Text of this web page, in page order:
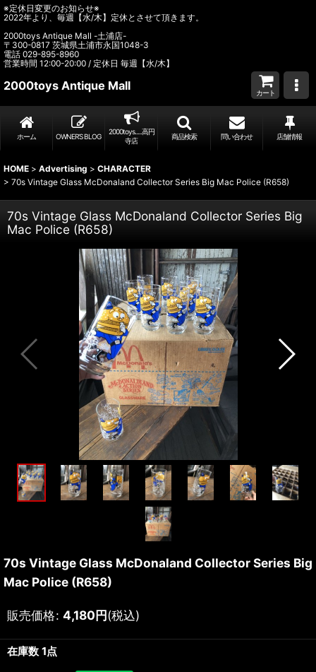
※定休日変更のお知らせ※
2022年より、毎週【水/木】定休とさせて頂きます。
2000toys Antique Mall -土浦店-
〒300-0817 茨城県土浦市永国1048-3
電話 029-895-8960
営業時間 12:00-20:00 / 定休日 毎週【水/木】
2000toys Antique Mall
カート
ホーム OWNER’S BLOG
2000toys.....高円
寺店
商品検索 問い合わせ 店舗情報
HOME > Advertising > CHARACTER
> 70s Vintage Glass McDonaland Collector Series Big Mac Police (R658)
70s Vintage Glass McDonaland Collector Series Big
Mac Police (R658)
70s Vintage Glass McDonaland Collector Series Big
Mac Police (R658)
販売価格: 4,180円(税込)
在庫数 1点